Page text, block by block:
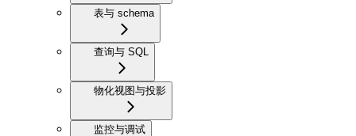
表与 schema
查询与 SQL
物化视图与投影
监控与调试